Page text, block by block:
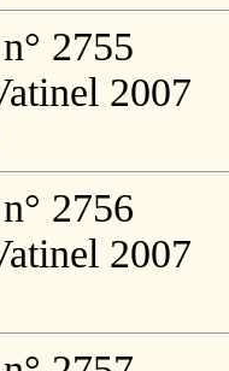
2755
2007
2756
2007